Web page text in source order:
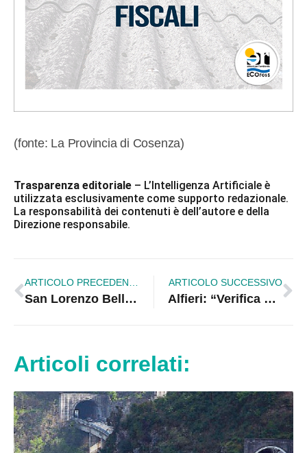
(fonte: La Provincia di Cosenza)
Trasparenza editoriale – L’Intelligenza Artificiale è
utilizzata esclusivamente come supporto redazionale.
La responsabilità dei contenuti è dell’autore e della
Direzione responsabile.
ARTICOLO PRECEDENTE
San Lorenzo Bellizzi, nuove scoperte durante la campagna di scavi
ARTICOLO SUCCESSIVO
Alfieri: “Verifica politico-istituzionale o la palude”
Articoli correlati: